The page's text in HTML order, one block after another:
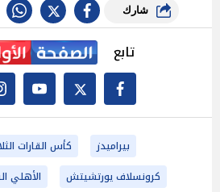
شارك
تابع
بيراميدز كأس القارات
كرونسلاف يورتشيتش
الأهلي